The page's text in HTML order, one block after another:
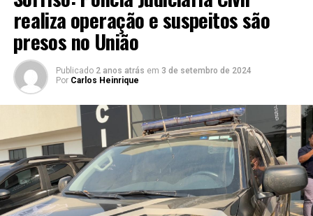
realiza operação e suspeitos são
presos no União
Publicado 2 anos atrás em 3 de setembro de 2024
Por Carlos Heinrique